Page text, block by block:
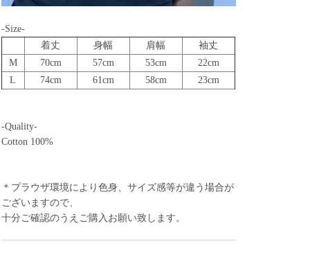
-Size-
着丈
身幅 肩幅
袖丈
M
70cm 57cm 53cm
22cm
L
74cm 61cm 58cm 23cm
-Quality-
Cotton 100%
＊プラウザ環境により色身、サイズ感等が違う場合が
ございますので、
十分ご確認のうえご購入お願い致します。